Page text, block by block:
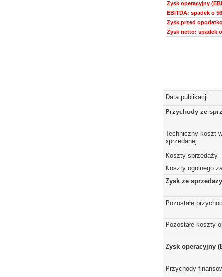
Zysk operacyjny
EBITDA: spadek o
Zysk przed
Zysk netto: spadek o
Data publikacji
Przychody ze
Techniczny koszt
sprzedanej
Koszty sprzedaży
Koszty ogólnego
Zysk ze sprzedaży
Pozostałe
Pozostałe koszty
Zysk operacyjny
Przychody